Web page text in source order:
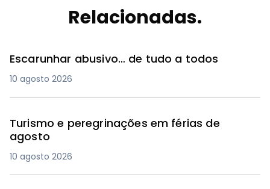
Relacionadas.
Escarunhar abusivo… de tudo a todos
10 agosto 2026
Turismo e peregrinações em férias de
agosto
10 agosto 2026